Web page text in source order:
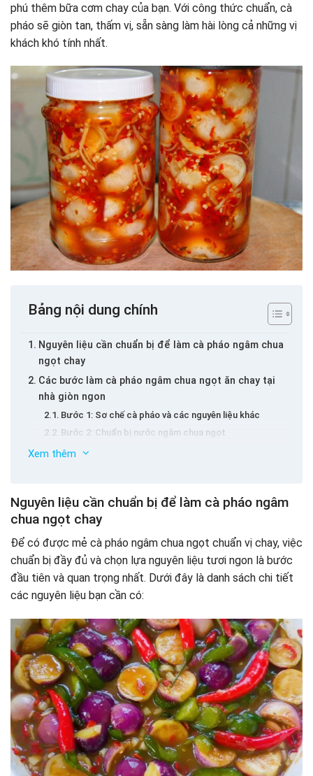
phú thêm bữa cơm chay của bạn. Với công thức chuẩn, cà
pháo sẽ giòn tan, thấm vị, sẵn sàng làm hài lòng cả những vị
khách khó tính nhất.
Bảng nội dung chính
Nguyên liệu cần chuẩn bị để làm cà pháo ngâm chua
ngọt chay
Các bước làm cà pháo ngâm chua ngọt ăn chay tại
nhà giòn ngon
Bước 1: Sơ chế cà pháo và các nguyên liệu khác
Bước 2: Chuẩn bị nước ngâm chua ngọt
Bước 3: Tiến hành ngâm cà pháo
giòn ngon và bảo quản lâu
Kết luận
Xem thêm
Nguyên liệu cần chuẩn bị để làm cà pháo ngâm
chua ngọt chay
Để có được mẻ cà pháo ngâm chua ngọt chuẩn vị chay, việc
chuẩn bị đầy đủ và chọn lựa nguyên liệu tươi ngon là bước
đầu tiên và quan trọng nhất. Dưới đây là danh sách chi tiết
các nguyên liệu bạn cần có: